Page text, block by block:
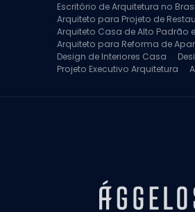
Escritório de Arquitetura no
Arquiteto para Projeto de
Arquiteto Casa de Alto Padrão
Arquiteto para Reforma de
Design de Interiores Casa
Projeto Executivo Arquitetura